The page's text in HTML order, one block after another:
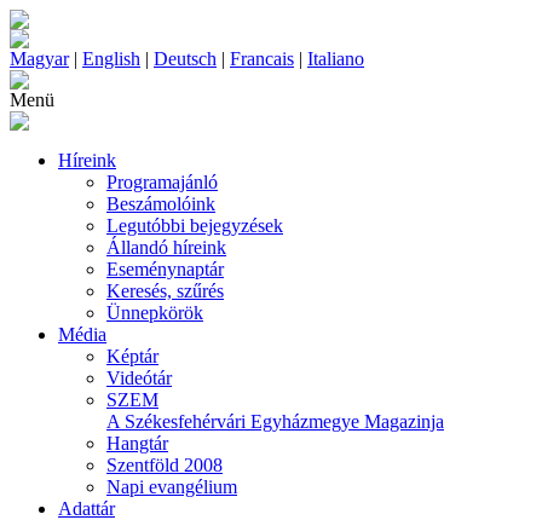
Magyar| English | Deutsch | Francais | Italiano
Menü
Híreink
Programajánló
Beszámolóink
Legutóbbi bejegyzések
Állandó híreink
Eseménynaptár
Keresés, szűrés
Ünnepkörök
Média
Képtár
Videótár
SZEM
A Székesfehérvári Egyházmegye Magazinja
Hangtár
Szentföld 2008
Napi evangélium
Adattár